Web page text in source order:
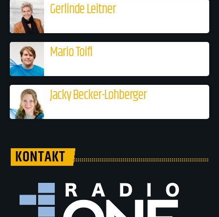
Gerlinde Leitner
Mario Toifl
Jacky Becker-Lohberger
KONTAKT